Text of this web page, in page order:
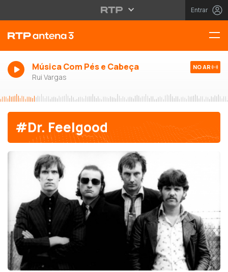
Entrar
Música Com Pés e Cabeça
Rui Vargas
NO AR
#Dr. Feelgood